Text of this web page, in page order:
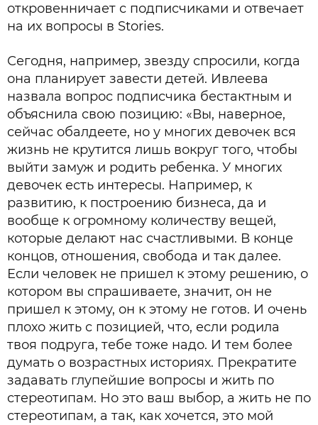
откровенничает с подписчиками и отвечает
на их вопросы в Stories.
Сегодня, например, звезду спросили, когда
она планирует завести детей. Ивлеева
назвала вопрос подписчика бестактным и
объяснила свою позицию: «Вы, наверное,
сейчас обалдеете, но у многих девочек вся
жизнь не крутится лишь вокруг того, чтобы
выйти замуж и родить ребенка. У многих
девочек есть интересы. Например, к
развитию, к построению бизнеса, да и
вообще к огромному количеству вещей,
которые делают нас счастливыми. В конце
концов, отношения, свобода и так далее.
Если человек не пришел к этому решению, о
котором вы спрашиваете, значит, он не
пришел к этому, он к этому не готов. И очень
плохо жить с позицией, что, если родила
твоя подруга, тебе тоже надо. И тем более
думать о возрастных историях. Прекратите
задавать глупейшие вопросы и жить по
стереотипам. Но это ваш выбор, а жить не по
стереотипам, а так, как хочется, это мой